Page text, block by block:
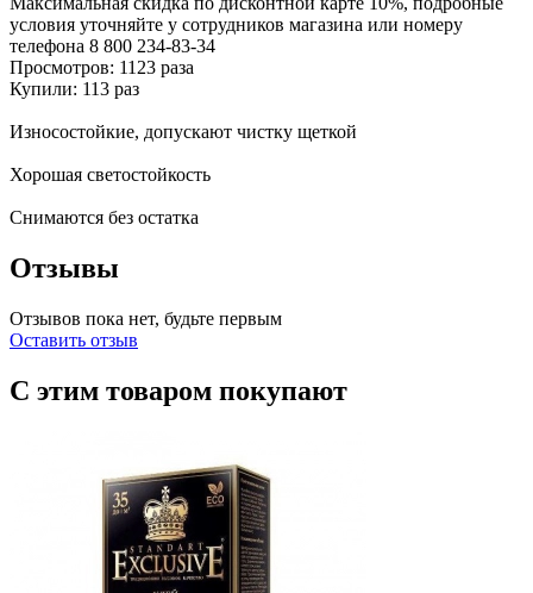
условия уточняйте у сотрудников магазина или номеру
телефона 8 800 234-83-34
Просмотров: 1123 раза
Купили: 113 раз
Износостойкие, допускают чистку щеткой
Хорошая светостойкость
Снимаются без остатка
Отзывы
Отзывов пока нет, будьте первым
Оставить отзыв
С этим товаром покупают